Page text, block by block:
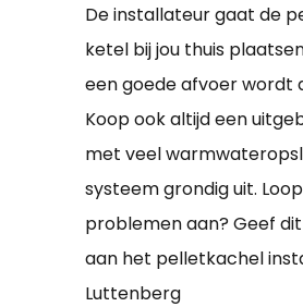
De installateur gaat de
ketel bij jou thuis
een goede afvoer wordt
Koop ook altijd een
met veel
systeem grondig uit.
problemen aan? Geef
aan het pelletkachel
Luttenberg